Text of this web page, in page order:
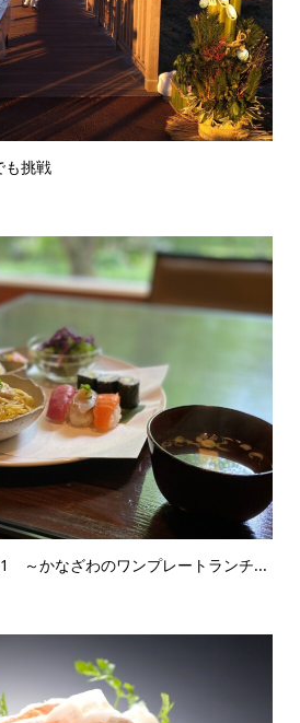
挑戦
～かなざわのワンプレートランチ...